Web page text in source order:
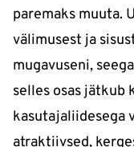
paremaks muuta.
välimusest ja
mugavuseni,
selles osas jätkub
kasutajaliidesega
atraktiivsed,